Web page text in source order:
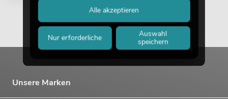
OMNITRONIC DRT-1000 Rec.-
Unsere Marken
Nur erforderliche
Auswahl
speichern
Alle akzeptieren